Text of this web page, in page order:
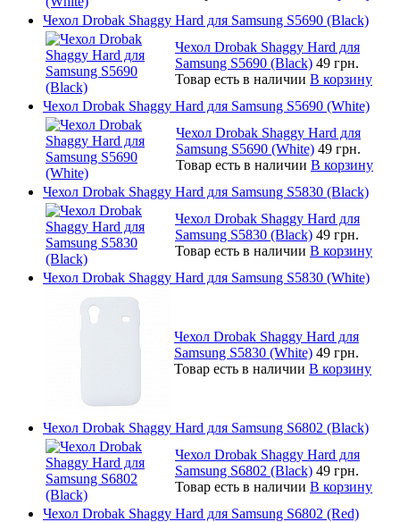
Чехол Drobak Shaggy Hard для Samsung S5690 (Black)
Чехол Drobak Shaggy Hard для
Samsung S5690 (Black) 49 грн.
Товар есть в наличии В корзину
Чехол Drobak Shaggy Hard для Samsung S5690 (White)
Чехол Drobak Shaggy Hard для
Samsung S5690 (White) 49 грн.
Товар есть в наличии В корзину
Чехол Drobak Shaggy Hard для Samsung S5830 (Black)
Чехол Drobak Shaggy Hard для
Samsung S5830 (Black) 49 грн.
Товар есть в наличии В корзину
Чехол Drobak Shaggy Hard для Samsung S5830 (White)
Чехол Drobak Shaggy Hard для
Samsung S5830 (White) 49 грн.
Товар есть в наличии В корзину
Чехол Drobak Shaggy Hard для Samsung S6802 (Black)
Чехол Drobak Shaggy Hard для
Samsung S6802 (Black) 49 грн.
Товар есть в наличии В корзину
Чехол Drobak Shaggy Hard для Samsung S6802 (Red)